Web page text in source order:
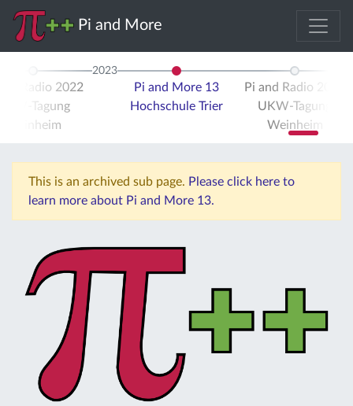
Pi and More
Radio 2022
Tagung
Weinheim
2023
Pi and More 13
Hochschule Trier
Pi and Radio 2023
UKW-Tagung
Weinheim
This is an archived sub page. Please click here to
learn more about Pi and More 13.